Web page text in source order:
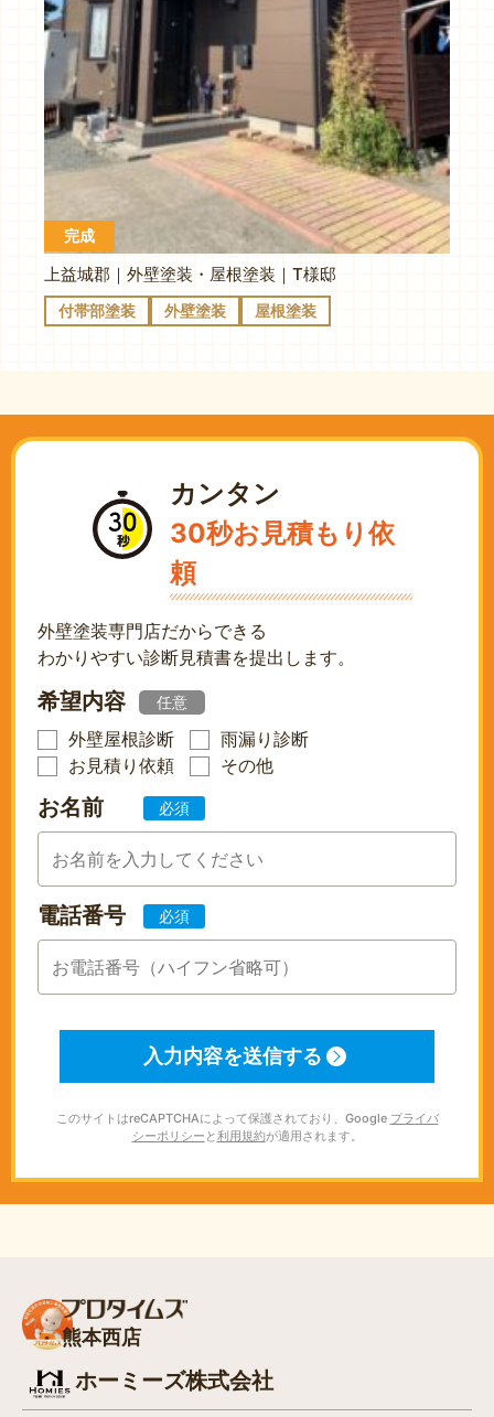
完成
上益城郡｜外壁塗装・屋根塗装｜T様邸
付帯部塗装 外壁塗装 屋根塗装
カンタン
30秒お見積もり依
頼
外壁塗装専門店だからできる
わかりやすい診断見積書を提出します。
希望内容 任意
外壁屋根診断
雨漏り診断
お見積り依頼
その他
お名前 必須
電話番号 必須
このサイトはreCAPTCHAによって保護されており、Google プライバ
シーポリシー と利用規約が適用されます。
熊本西店
ホーミーズ株式会社